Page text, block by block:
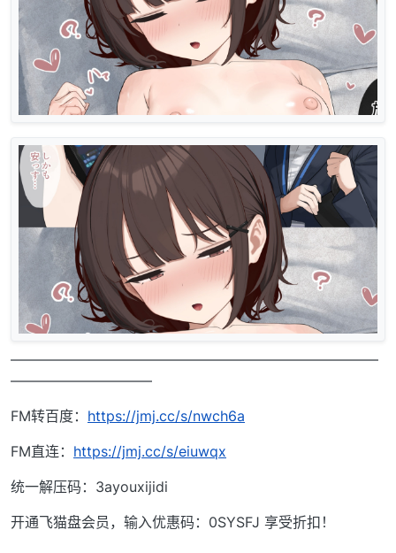
——————————————————————————
——————————
FM转百度： https://jmj.cc/s/nwch6a
FM直连： https://jmj.cc/s/eiuwqx
统一解压码：3ayouxijidi
开通飞猫盘会员，输入优惠码：0SYSFJ 享受折扣！